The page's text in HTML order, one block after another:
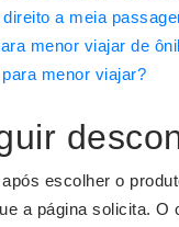
a meia
menor viajar de
menor viajar?
escolher o
a página solicita.